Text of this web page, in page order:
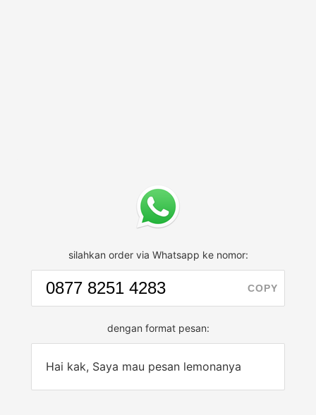
silahkan order via Whatsapp ke nomor:
COPY
dengan format pesan:
Hai kak, Saya mau pesan lemonanya